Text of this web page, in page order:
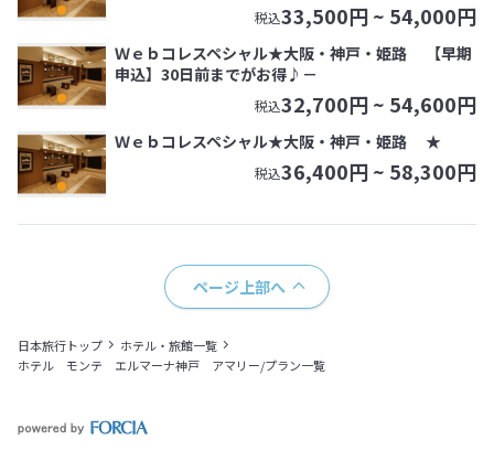
税込33,500円 ~ 54,000円
Ｗｅｂコレスペシャル★大阪・神戸・姫路 【早期
申込】30日前までがお得♪－
税込32,700円 ~ 54,600円
Ｗｅｂコレスペシャル★大阪・神戸・姫路 ★
税込36,400円 ~ 58,300円
ページ上部へ
日本旅行トップ
ホテル・旅館一覧
ホテル モンテ エルマーナ神戸 アマリー/プラン一覧